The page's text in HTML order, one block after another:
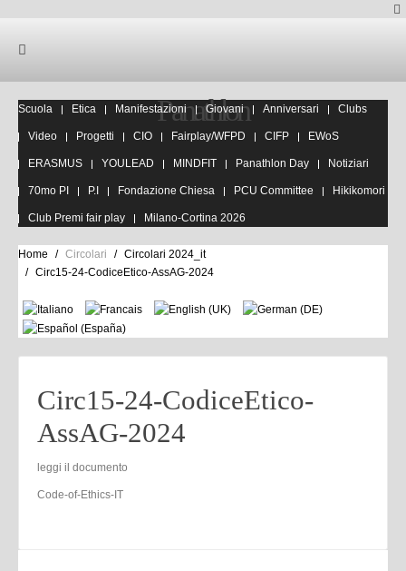
Panathlon
Scuola Etica Manifestazioni Giovani Anniversari Clubs
Video Progetti CIO Fairplay/WFPD CIFP EWoS
ERASMUS YOULEAD MINDFIT Panathlon Day Notiziari
70mo PI P.I Fondazione Chiesa PCU Committee Hikikomori
Club Premi fair play Milano-Cortina 2026
Home Circolari
Circolari 2024_it
Circ15-24-CodiceEtico-AssAG-2024
Circ15-24-CodiceEtico-
AssAG-2024
leggi il documento
Code-of-Ethics-IT